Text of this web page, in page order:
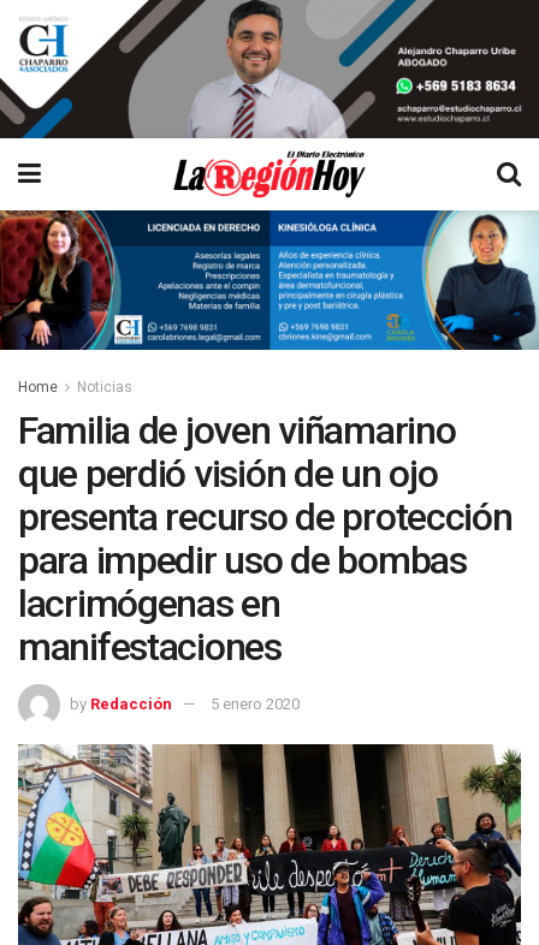
Home Noticias
Familia de joven viñamarino
que perdió visión de un ojo
presenta recurso de protección
para impedir uso de bombas
lacrimógenas en
manifestaciones
by Redacción 5 enero 2020